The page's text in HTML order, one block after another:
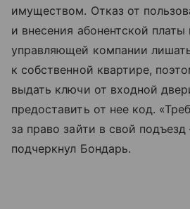
имуществом. Отказ от
и внесения абонентской платы
управляющей компании
к собственной квартире,
выдать ключи от входной
предоставить от нее код.
за право зайти в свой
подчеркнул Бондарь.